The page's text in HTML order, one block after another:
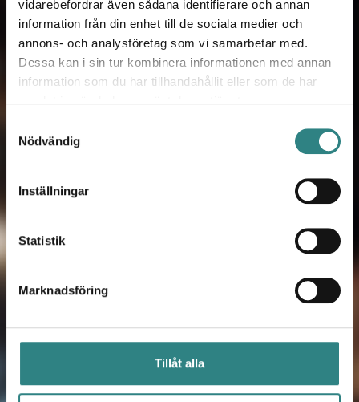
vidarebefordrar även sådana identifierare och annan
information från din enhet till de sociala medier och
annons- och analysföretag som vi samarbetar med.
Dessa kan i sin tur kombinera informationen med annan
information som du har tillhandahållit eller som de har
Nödvändig
Inställningar
Statistik
Marknadsföring
Tillåt alla
Kontakta oss!
du att bli kontaktad av en av våra
experter lyssnar på dina utmaningar och
dig till ett smidigt order- och betalflöde i
just din restaurang.
EFTERNAMN*